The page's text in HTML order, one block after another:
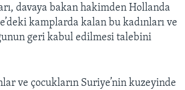
davaya bakan hakimden Hollanda
kamplarda kalan bu kadınları ve
geri kabul edilmesi talebini
ve çocukların Suriye’nin kuzeyinde